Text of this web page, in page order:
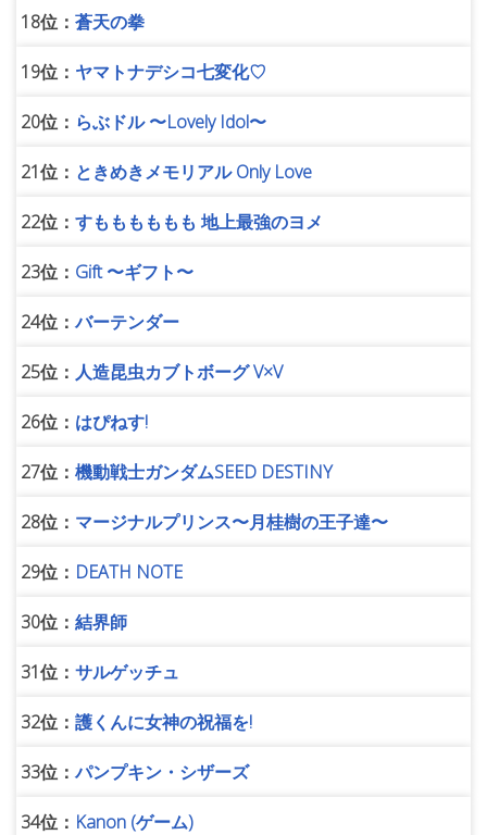
18位： 蒼天の拳
19位： ヤマトナデシコ七変化♡
20位： らぶドル 〜Lovely Idol〜
21位： ときめきメモリアル Only Love
22位： すもももももも 地上最強のヨメ
23位： Gift 〜ギフト〜
24位：バーテンダー
25位： 人造昆虫カブトボーグ V×V
26位： はぴねす!
27位： 機動戦士ガンダムSEED DESTINY
28位： マージナルプリンス〜月桂樹の王子達〜
29位： DEATH NOTE
30位： 結界師
31位： サルゲッチュ
32位： 護くんに女神の祝福を!
33位：パンプキン・シザーズ
34位： Kanon (ゲーム)